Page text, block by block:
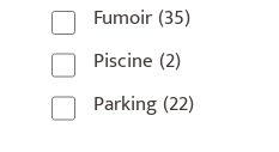
93500 (1)
Fumoir(35)
Piscine (2)
Parking(22)